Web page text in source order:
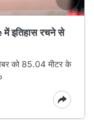
इतिहास रचने से
को 85.04 मीटर के